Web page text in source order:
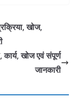
खोज,
खोज एवं संपूर्ण
जानकारी